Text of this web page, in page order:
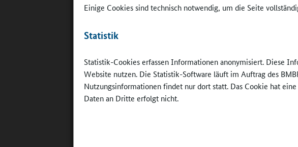
Einige Cookies sind technisch notwendig, um die Seite
Statistik
Statistik-Cookies erfassen Informationen anonymisiert. Diese
Website nutzen. Die Statistik-Software läuft im Auftrag des
Nutzungsinformationen findet nur dort statt. Das Cookie hat
Daten an Dritte erfolgt nicht.
stellvertretende Leiterin
all ihren Facetten in den
wie es gelingen kann,
zu begeistern, was
Wissenschaft sowie aus